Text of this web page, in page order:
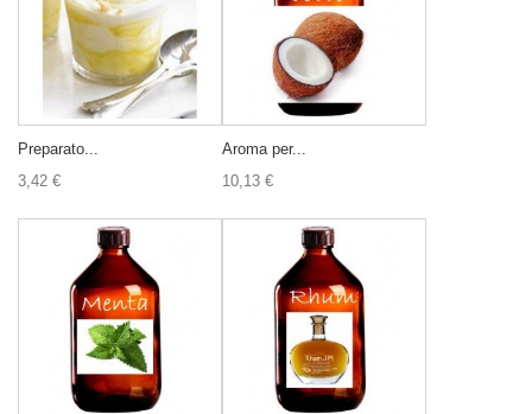
Preparato...
3,42 €
Aroma per...
10,13 €